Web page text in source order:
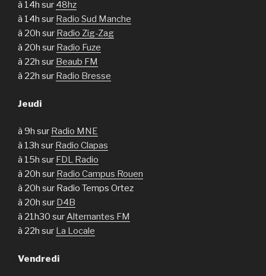
à 14h sur 48hz
à 14h sur Radio Sud Manche
à 20h sur Radio Zig-Zag
à 20h sur Radio Fuze
à 22h sur Beaub FM
à 22h sur Radio Bresse
Jeudi
à 9h sur Radio MNE
à 13h sur Radio Clapas
à 15h sur FDL Radio
à 20h sur Radio Campus Rouen
à 20h sur Radio Temps Ortez
à 20h sur D4B
à 21h30 surAlternantes FM
à 22h sur La Locale
Vendredi